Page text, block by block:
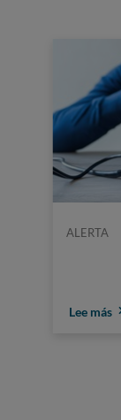
ALERTA
Lee más